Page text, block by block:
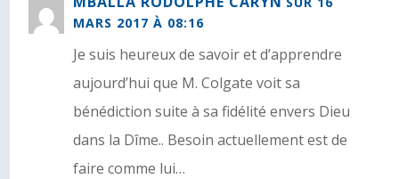
MARS 2017 À 08:16
Je suis heureux de savoir et d’apprendre
aujourd’hui que M. Colgate voit sa
bénédiction suite à sa fidélité envers Dieu
dans la Dîme.. Besoin actuellement est de
faire comme lui…